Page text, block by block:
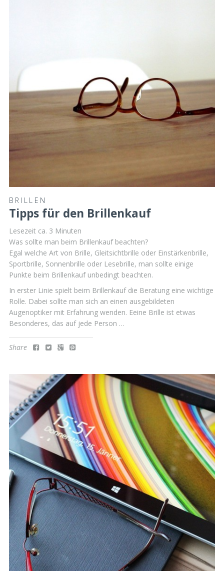
BRILLEN
Tipps für den Brillenkauf
Lesezeit ca. 3 Minuten
Was sollte man beim Brillenkauf beachten?
Egal welche Art von Brille, Gleitsichtbrille oder Einstärkenbrille,
Sportbrille, Sonnenbrille oder Lesebrille, man sollte einige
Punkte beim Brillenkauf unbedingt beachten.
In erster Linie spielt beim Brillenkauf die Beratung eine wichtige
Rolle. Dabei sollte man sich an einen ausgebildeten
Augenoptiker mit Erfahrung wenden. Eeine Brille ist etwas
Besonderes, das auf jede Person …
Share